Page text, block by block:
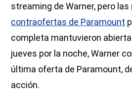
streaming de Warner, pero las
contraofertas de Paramount
completa mantuvieron
jueves por la noche, Warner
última oferta de Paramount,
acción.